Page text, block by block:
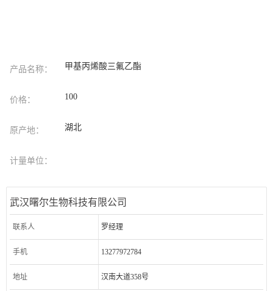
产品名称： 甲基丙烯酸三氟乙酯
价格： 100
原产地： 湖北
计量单位：
武汉曙尔生物科技有限公司
联系人 罗经理
手机 13277972784
地址 汉南大道358号